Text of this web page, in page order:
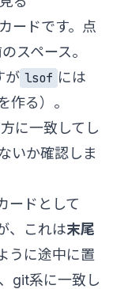
ードです。点
スペース。
が lsof には
作る）。
に一致してし
いか確認しま
ードとして
、これは末尾
うに途中に置
git系に一致し